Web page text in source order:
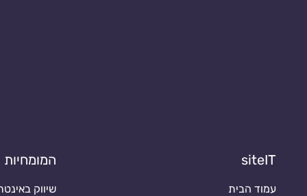
siteIT
עמוד הבית
המומחיות
שיווק